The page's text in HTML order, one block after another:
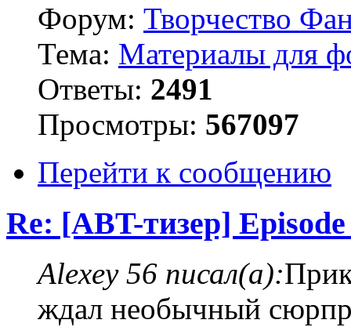
Форум: Творчество
Тема: Материалы для
Ответы: 2491
Просмотры: 567097
Перейти к сообщению
Re: [ABT-тизер]
Alexey 56 писал(а):
ждал необычный